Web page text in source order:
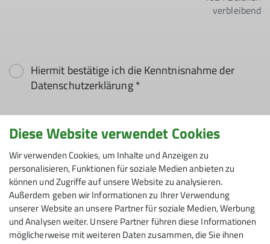
verbleibend
Hiermit bestätige ich die Kenntnisnahme der
Datenschutzerklärung *
Hiermit erkläre ich mich einverstanden, dass
meine in das Kontaktformular eingegebenen
Daten elektronisch gesichert und zum Zweck der
Kontaktaufnahme verarbeitet und genutzt
werden. Mir ist bekannt, dass ich meine
Einwilligung jederzeit wiederrufen kann. *
Mit (*) markierte Felder
Diese Website verwendet Cookies
Wir verwenden Cookies, um Inhalte und Anzeigen zu
personalisieren, Funktionen für soziale Medien anbieten zu
können und Zugriffe auf unsere Website zu analysieren.
Außerdem geben wir Informationen zu Ihrer Verwendung
unserer Website an unsere Partner für soziale Medien, Werbung
und Analysen weiter. Unsere Partner führen diese Informationen
möglicherweise mit weiteren Daten zusammen, die Sie ihnen